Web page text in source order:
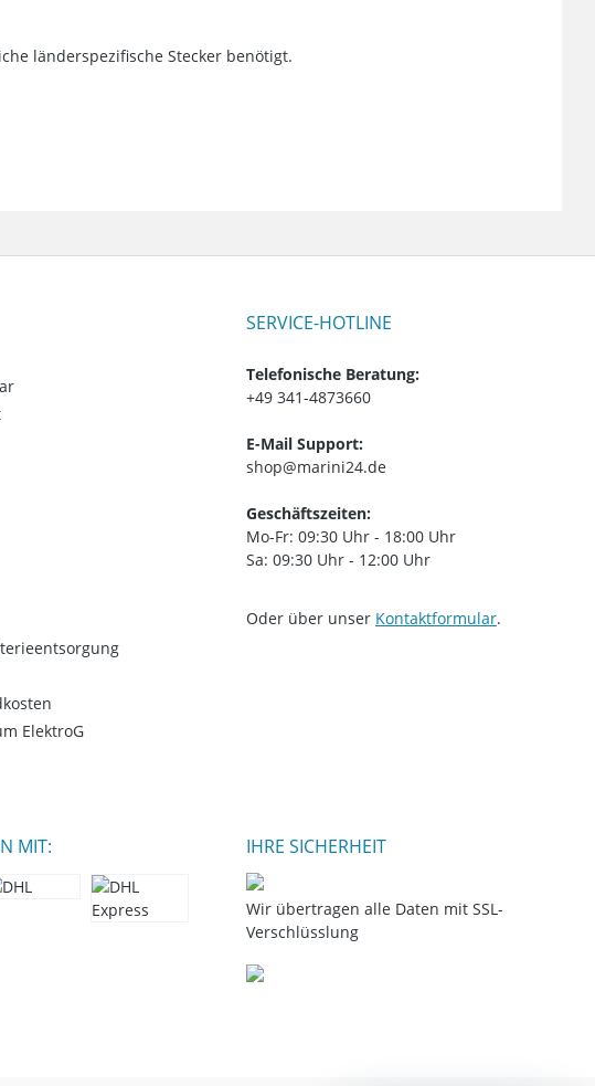
länderspezifische Stecker benötigt.
ElektroG
SERVICE-HOTLINE
Telefonische Beratung:
+49 341-4873660
E-Mail Support:
shop@marini24.de
Geschäftszeiten:
Mo-Fr: 09:30 Uhr - 18:00 Uhr
Sa: 09:30 Uhr - 12:00 Uhr
Oder über unser Kontaktformular.
MIT: IHRE SICHERHEIT
Wir übertragen alle Daten mit SSL-
Verschlüsslung